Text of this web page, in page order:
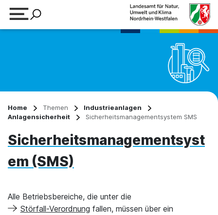
Home Themen
Industrieanlagen
Anlagensicherheit
Sicherheitsmanagementsystem SMS
Sicherheitsmanagementsyst
em (SMS)
Alle Betriebsbereiche, die unter die
Störfall-Verordnung fallen, müssen über ein